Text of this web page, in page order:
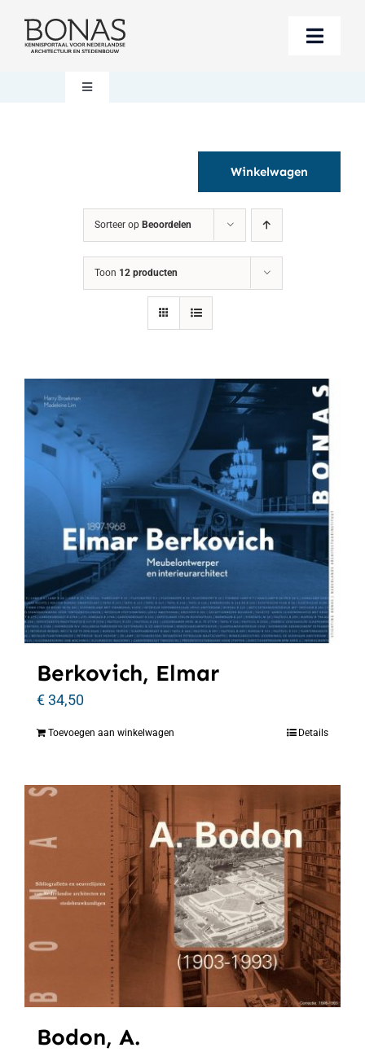
naar
Toggle
Berichten
Steun BONAS
Toggle
Winkelwagen
Sorteer op Beoordelen
Toon 12 producten
Berkovich, Elmar
€34,50
Toevoegen aan winkelwagen Details
Bodon, A.